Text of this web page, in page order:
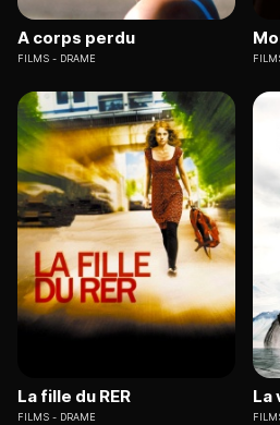
A corps perdu
FILMS DRAME
La fille du RER
FILMS DRAME
La